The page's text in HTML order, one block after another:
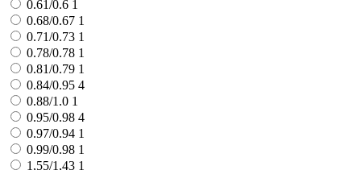
0.61/0.6 1
0.68/0.67 1
0.71/0.73 1
0.78/0.78 1
0.81/0.79 1
0.84/0.95 4
0.88/1.0 1
0.95/0.98 4
0.97/0.94 1
0.99/0.98 1
1,55/1,43 1